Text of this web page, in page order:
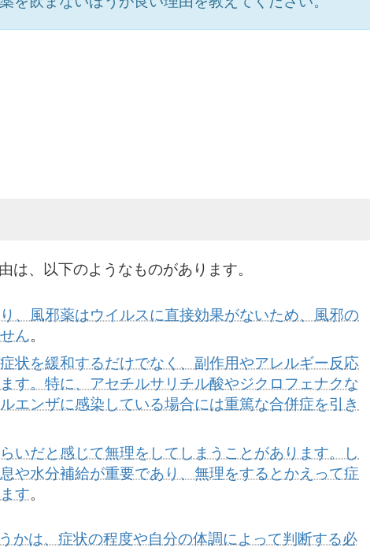
は、以下のようなものがあります。
、風邪薬はウイルスに直接効果がないため、風邪の
ん。
状を緩和するだけでなく、副作用やアレルギー反応
す。特に、アセチルサリチル酸やジクロフェナクな
エンザに感染している場合には重篤な合併症を引き
いだと感じて無理をしてしまうことがあります。し
や水分補給が重要であり、無理をするとかえって症
す。
かは、症状の程度や自分の体調によって判断する必